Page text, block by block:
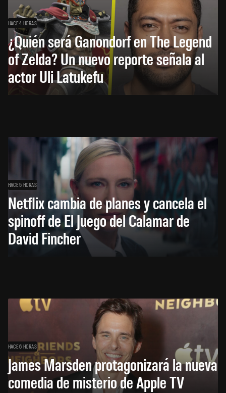
HACE 4 HORAS
¿Quién será Ganondorf en The Legend
of Zelda? Un nuevo reporte señala al
actor Uli Latukefu
HACE 5 HORAS
Netflix cambia de planes y cancela el
spinoff de El Juego del Calamar de
David Fincher
HACE 6 HORAS
James Marsden protagonizará la nueva
comedia de misterio de Apple TV